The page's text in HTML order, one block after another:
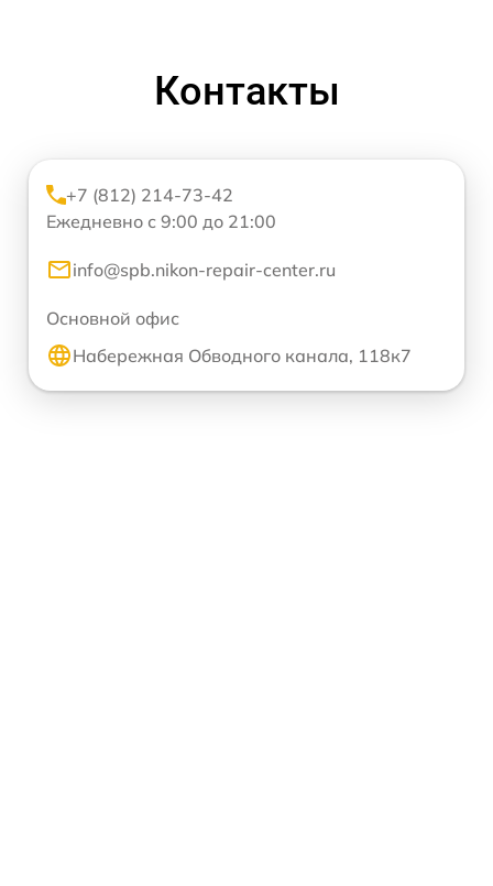
Контакты
+7 (812) 214-73-42
Ежедневно с 9:00 до 21:00
info@spb.nikon-repair-center.ru
Основной офис
Набережная Обводного канала, 118к7